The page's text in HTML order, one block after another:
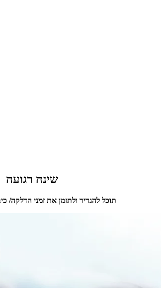
שינה רגועה
תוכל להגדיר ולתזמן את זמני הדלקה/